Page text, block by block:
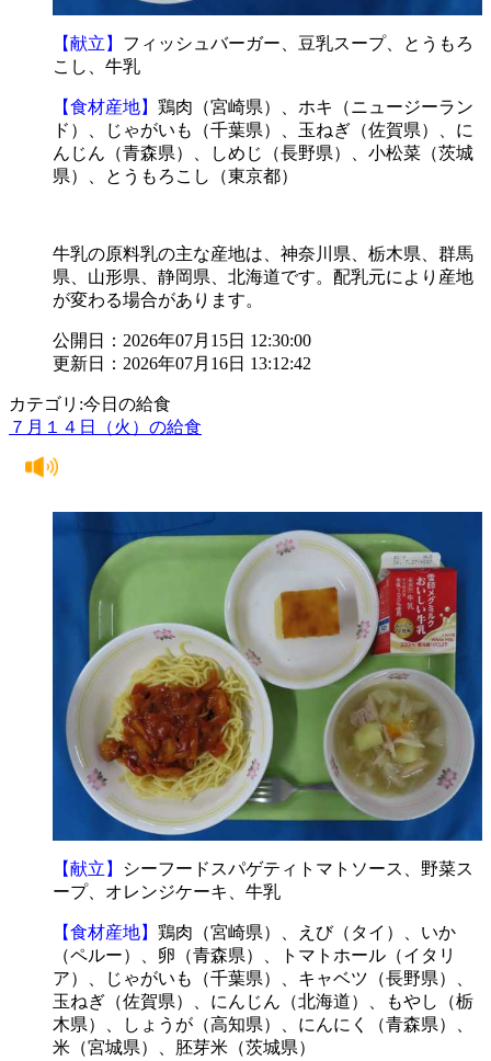
【献立】 フィッシュバーガー、豆乳スープ、とうもろ
こし、牛乳
【食材産地】 鶏肉（宮崎県）、ホキ（ニュージーラン
ド）、じゃがいも（千葉県）、玉ねぎ（佐賀県）、に
んじん（青森県）、しめじ（長野県）、小松菜（茨城
県）、とうもろこし（東京都）
牛乳の原料乳の主な産地は、神奈川県、栃木県、群馬
県、山形県、静岡県、北海道です。配乳元により産地
が変わる場合があります。
公開日：2026年07月15日 12:30:00
更新日：2026年07月16日 13:12:42
カテゴリ:今日の給食
７月１４日（火）の給食
【献立】
シーフードスパゲティトマトソース、野菜ス
ープ、オレンジケーキ、牛乳
【食材産地】 鶏肉（宮崎県）、えび（タイ）、いか
（ペルー）、卵（青森県）、トマトホール（イタリ
ア）、じゃがいも（千葉県）、キャベツ（長野県）、
玉ねぎ（佐賀県）、にんじん（北海道）、もやし（栃
木県）、しょうが（高知県）、にんにく（青森県）、
米（宮城県）、胚芽米（茨城県）